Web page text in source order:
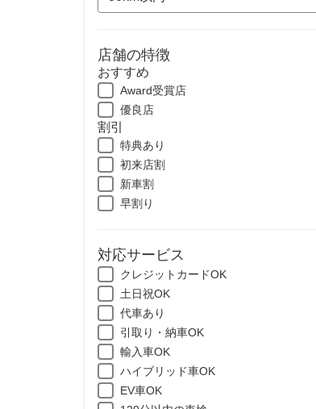
店舗の特徴
おすすめ
Award受賞店
優良店
割引
特典あり
初来店割
新車割
早割り
対応サービス
クレジットカードOK
土日祝OK
代車あり
引取り・納車OK
輸入車OK
ハイブリッド車OK
EV車OK